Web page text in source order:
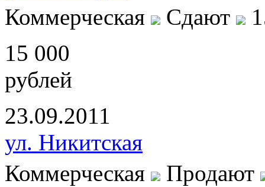
Коммерческая
Сдают
15 000
рублей
23.09.2011
ул. Никитская
Коммерческая
Продают